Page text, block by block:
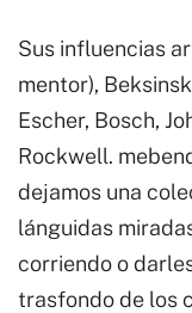
Sus influencias
mentor),
Escher, Bosch,
Rockwell.
dejamos una
lánguidas
corriendo o
trasfondo de los